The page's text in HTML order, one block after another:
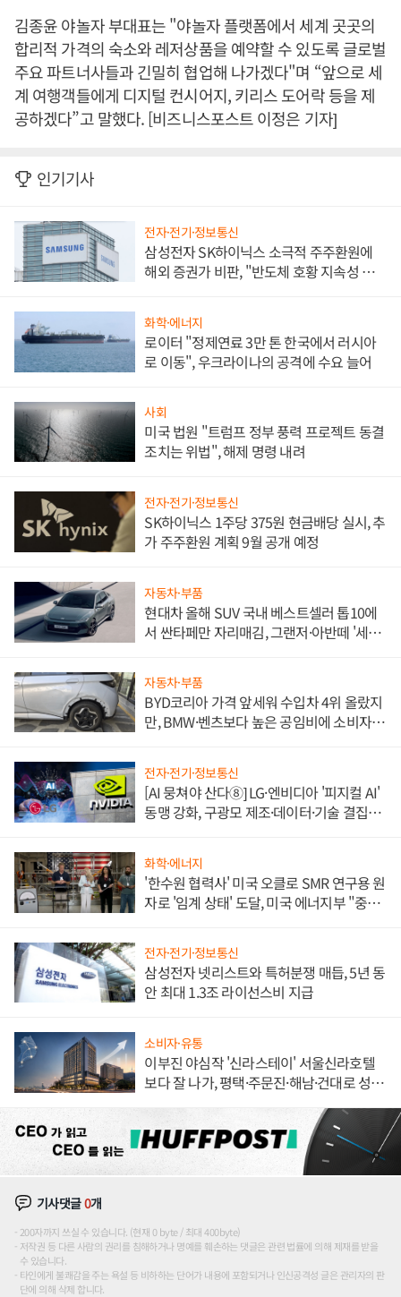
김종윤 야놀자 부대표는 "야놀자 플랫폼에서 세계 곳곳의
합리적 가격의 숙소와 레저상품을 예약할 수 있도록 글로벌
주요 파트너사들과 긴밀히 협업해 나가겠다"며 “앞으로 세
계 여행객들에게 디지털 컨시어지, 키리스 도어락 등을 제
공하겠다”고 말했다. [비즈니스포스트 이정은 기자]
인기기사
전자·전기·정보통신
삼성전자 SK하이닉스 소극적 주주환원에
해외 증권가 비판, "반도체 호황 지속성 의
화학·에너지
로이터 "정제연료 3만 톤 한국에서 러시아
로 이동", 우크라이나의 공격에 수요 늘어
사회
미국 법원 "트럼프 정부 풍력 프로젝트 동결
조치는 위법", 해제 명령 내려
전자·전기·정보통신
SK하이닉스 1주당 375원 현금배당 실시, 추
가 주주환원 계획 9월 공개 예정
자동차·부품
현대차 올해 SUV 국내 베스트셀러 톱10에
서 싼타페만 자리매김, 그랜저·아반떼 '세단
자동차·부품
BYD코리아 가격 앞세워 수입차 4위 올랐지
만, BMW·벤츠보다 높은 공임비에 소비자
전자·전기·정보통신
[AI 뭉쳐야 산다⑧] LG·엔비디아 '피지컬 AI'
동맹 강화, 구광모 제조·데이터·기술 결집
화학·에너지
'한수원 협력사' 미국 오클로 SMR 연구용 원
자로 '임계 상태' 도달, 미국 에너지부 "중요
전자·전기·정보통신
삼성전자 넷리스트와 특허분쟁 매듭, 5년 동
안 최대 1.3조 라이선스비 지급
소비자·유통
이부진 야심작 '신라스테이' 서울신라호텔
보다 잘 나가, 평택·주문진·해남·건대로 성
기사댓글0개
200자까지 쓰실 수 있습니다. (현재 0 byte / 최대 400byte)
저작권 등 다른 사람의 권리를 침해하거나 명예를 훼손하는 댓글은 관련 법률에 의해 제재를 받을
수 있습니다.
타인에게 불쾌감을 주는 욕설 등 비하하는 단어가 내용에 포함되거나 인신공격성 글은 관리자의 판
단에 의해 삭제 합니다.